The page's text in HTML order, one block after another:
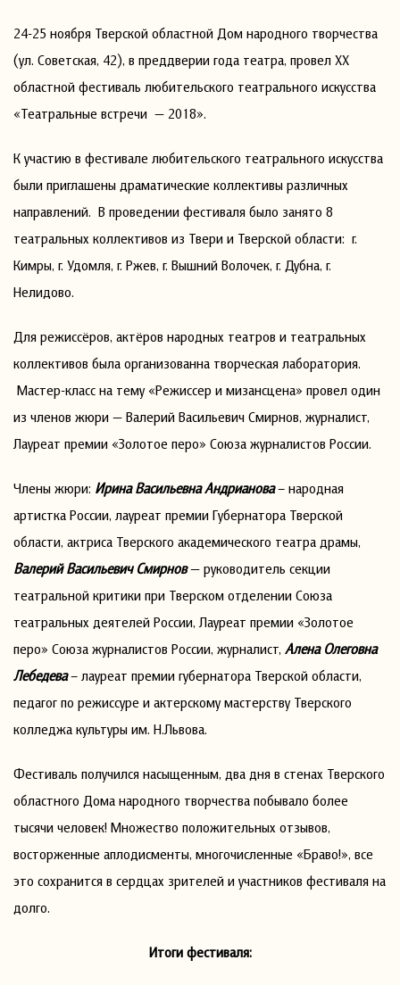
24-25 ноября Тверской областной Дом народного творчества
(ул. Советская, 42), в преддверии года театра, провел XX
областной фестиваль любительского театрального искусства
«Театральные встречи — 2018».
К участию в фестивале любительского театрального искусства
были приглашены драматические коллективы различных
направлений. В проведении фестиваля было занято 8
театральных коллективов из Твери и Тверской области: г.
Кимры, г. Удомля, г. Ржев, г. Вышний Волочек, г. Дубна, г.
Нелидово.
Для режиссёров, актёров народных театров и театральных
коллективов была организованна творческая лаборатория.
Мастер-класс на тему «Режиссер и мизансцена» провел один
из членов жюри — Валерий Васильевич Смирнов, журналист,
Лауреат премии «Золотое перо» Союза журналистов России.
Члены жюри: Ирина Васильевна Андрианова– народная
артистка России, лауреат премии Губернатора Тверской
области, актриса Тверского академического театра драмы,
Валерий Васильевич Смирнов— руководитель секции
театральной критики при Тверском отделении Союза
театральных деятелей России, Лауреат премии «Золотое
перо» Союза журналистов России, журналист, Алена Олеговна
Лебедева– лауреат премии губернатора Тверской области,
педагог по режиссуре и актерскому мастерству Тверского
колледжа культуры им. Н.Львова.
Фестиваль получился насыщенным, два дня в стенах Тверского
областного Дома народного творчества побывало более
тысячи человек! Множество положительных отзывов,
восторженные аплодисменты, многочисленные «Браво!», все
это сохранится в сердцах зрителей и участников фестиваля на
долго.
Итоги фестиваля: